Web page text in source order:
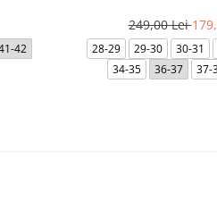
42
249,00 Lei
28-29 29-30 30-31
34-35
36-37 37-